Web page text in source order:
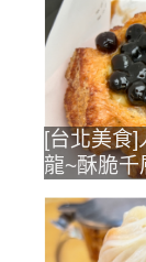
[台北美食
龍~酥脆